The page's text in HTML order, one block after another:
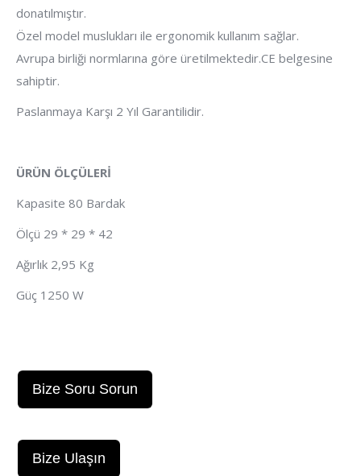
donatılmıştır.
Özel model muslukları ile ergonomik kullanım sağlar.
Avrupa birliği normlarına göre üretilmektedir.CE belgesine
sahiptir.
Paslanmaya Karşı 2 Yıl Garantilidir.
ÜRÜN ÖLÇÜLERİ
Kapasite 80 Bardak
Ölçü 29 * 29 * 42
Ağırlık 2,95 Kg
Güç 1250 W
Bize Soru Sorun
Bize Ulaşın